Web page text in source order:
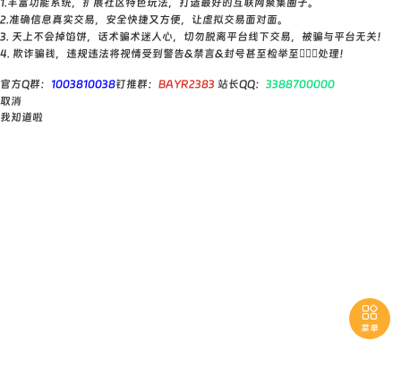

菜单
1.丰富功能系统，扩展社区特色玩法，打造最好的互联网聚集圈子。
2.准确信息真实交易，安全快捷又方便，让虚拟交易面对面。
3. 天上不会掉馅饼，话术骗术迷人心，切勿脱离平台线下交易，被骗与平台无关！
4. 欺诈骗钱，违规违法将视情受到警告&禁言&封号甚至检举至👮🏻‍♀️处理！
官方Q群： 1003810038钉推群： BAYR2383 站长QQ： 3388700000
取消
我知道啦